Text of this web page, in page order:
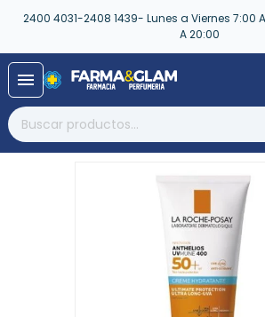
2400 4031-2408 1439- Lunes a Viernes 7:00
A 20:00
menu